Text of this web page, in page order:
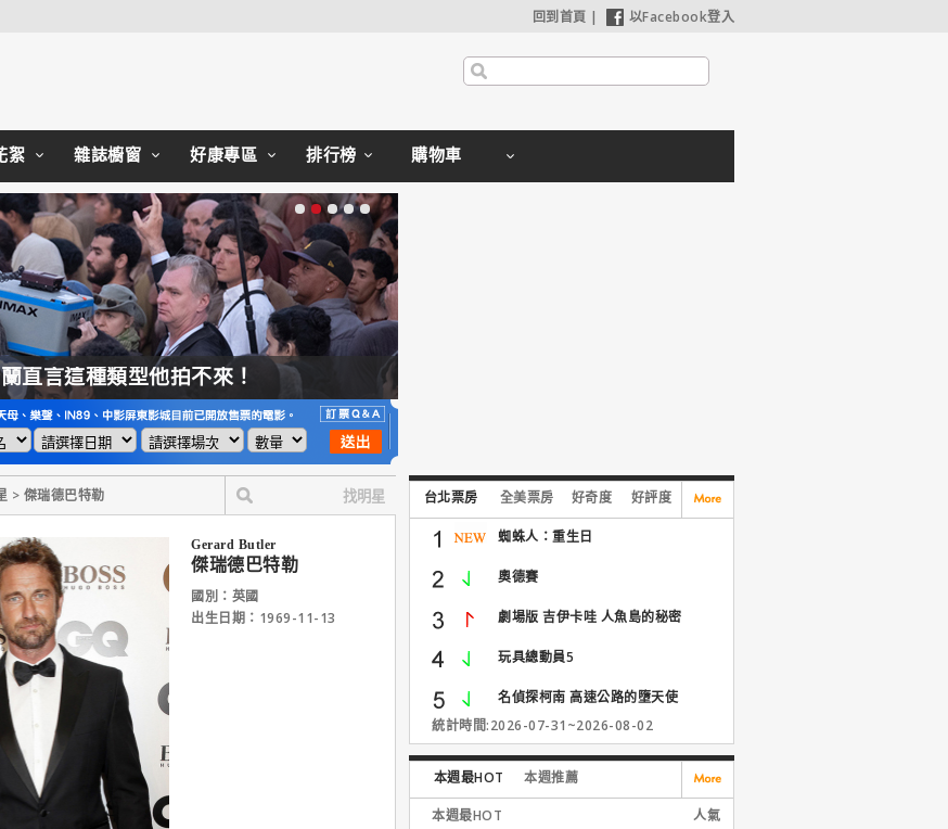
回到首頁 | 以Facebook登入
絮 雜誌櫥窗 好康專區 排行榜 購物車
直言這種類型他拍不來！
> 傑瑞德巴特勒
Gerard Butler
傑瑞德巴特勒
國別：英國
出生日期：1969-11-13
台北票房 全美票房 好奇度 好評度
蜘蛛人：重生日
奧德賽
劇場版 吉伊卡哇 人魚島的秘密
玩具總動員5
名偵探柯南 高速公路的墮天使
統計時間:2026-07-31~2026-08-02
本週最HOT 本週推薦
本週最HOT
人氣